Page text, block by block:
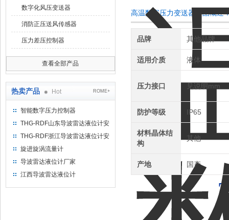
数字化风压变送器
消防正压送风传感器
压力差压控制器
查看全部产品
热卖产品 Hot ROME+
智能数字压力控制器
THG-RDF山东导波雷达液位计安
装方法
THG-RDF浙江导波雷达液位计安
装方法
旋进旋涡流量计
导波雷达液位计厂家
江西导波雷达液位计
高温数字压力变送器产品概述
品牌 其他品牌
适用介质 液体
压力接口 见说明mm
防护等级 IP65
材料晶体结
构
其他
产地 国产